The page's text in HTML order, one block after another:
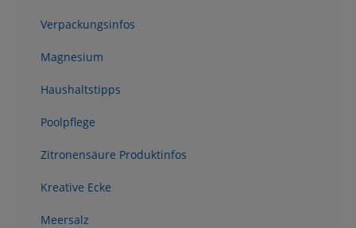
Verpackungsinfos
Magnesium
Haushaltstipps
Poolpflege
Zitronensäure Produktinfos
Kreative Ecke
Meersalz